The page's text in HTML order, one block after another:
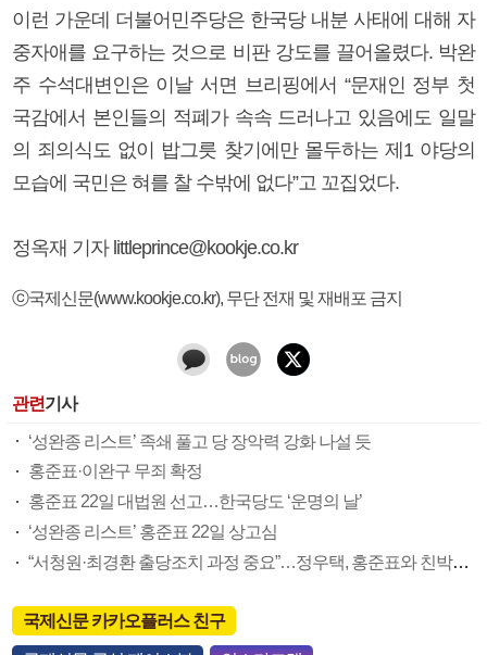
이런 가운데 더불어민주당은 한국당 내분 사태에 대해 자
중자애를 요구하는 것으로 비판 강도를 끌어올렸다. 박완
주 수석대변인은 이날 서면 브리핑에서 “문재인 정부 첫
국감에서 본인들의 적폐가 속속 드러나고 있음에도 일말
의 죄의식도 없이 밥그릇 찾기에만 몰두하는 제1 야당의
모습에 국민은 혀를 찰 수밖에 없다”고 꼬집었다.
정옥재 기자 littleprince@kookje.co.kr
ⓒ국제신문(www.kookje.co.kr), 무단 전재 및 재배포 금지
관련기사
‘성완종 리스트’ 족쇄 풀고 당 장악력 강화 나설 듯
홍준표·이완구 무죄 확정
홍준표 22일 대법원 선고…한국당도 ‘운명의 날’
‘성완종 리스트’ 홍준표 22일 상고심
“서청원·최경환 출당조치 과정 중요”…정우택, 홍준표와 친박청산 온도차
국제신문 카카오플러스 친구